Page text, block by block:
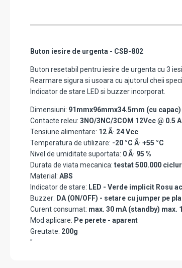
Buton iesire de urgenta - CSB-802
Buton resetabil pentru iesire de urgenta cu 3
Rearmare sigura si usoara cu ajutorul cheii
Indicator de stare LED si buzzer incorporat.
Dimensiuni: 91mmx96mmx34.5mm (cu capac)
Contacte releu: 3NO/3NC/3COM 12Vcc @ 0.5 A
Tensiune alimentare: 12 Ã· 24 Vcc
Temperatura de utilizare: -20 °C Ã· +55 °C
Nivel de umiditate suportata: 0 Ã· 95 %
Durata de viata mecanica: testat 500.000
Material: ABS
Indicator de stare: LED - Verde implicit Rosu
Buzzer: DA (ON/OFF) - setare cu jumper pe
Curent consumat: max. 30 mA (standby) max.
Mod aplicare: Pe perete - aparent
Greutate: 200g
"